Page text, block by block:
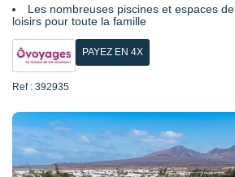
Les nombreuses piscines et espaces de
loisirs pour toute la famille
PAYEZ EN 4X
Ref : 392935